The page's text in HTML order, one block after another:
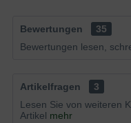
Bewertungen
35
Bewertungen lesen,
Artikelfragen
3
Lesen Sie von weiteren
Artikel mehr